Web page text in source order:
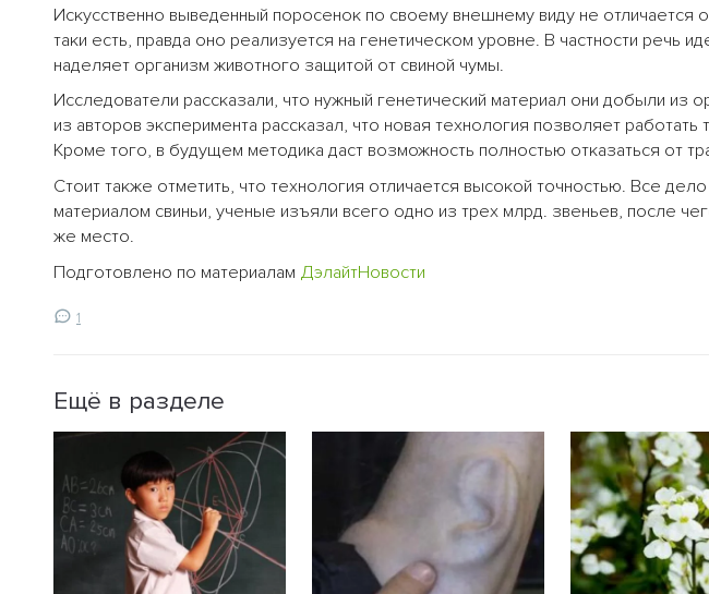
Искусственно выведенный поросенок по своему внешнему виду не отличается
таки есть, правда оно реализуется на генетическом уровне. В частности речь
наделяет организм животного защитой от свиной чумы.
Исследователи рассказали, что нужный генетический материал они добыли из
из авторов эксперимента рассказал, что новая технология позволяет работать
Кроме того, в будущем методика даст возможность полностью отказаться от
Стоит также отметить, что технология отличается высокой точностью. Все
материалом свиньи, ученые изъяли всего одно из трех млрд. звеньев, после
же место.
Подготовлено по материалам ДэлайтНовости
1
Ещё в разделе